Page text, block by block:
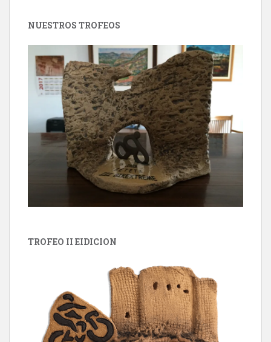
NUESTROS TROFEOS
TROFEO II EIDICION